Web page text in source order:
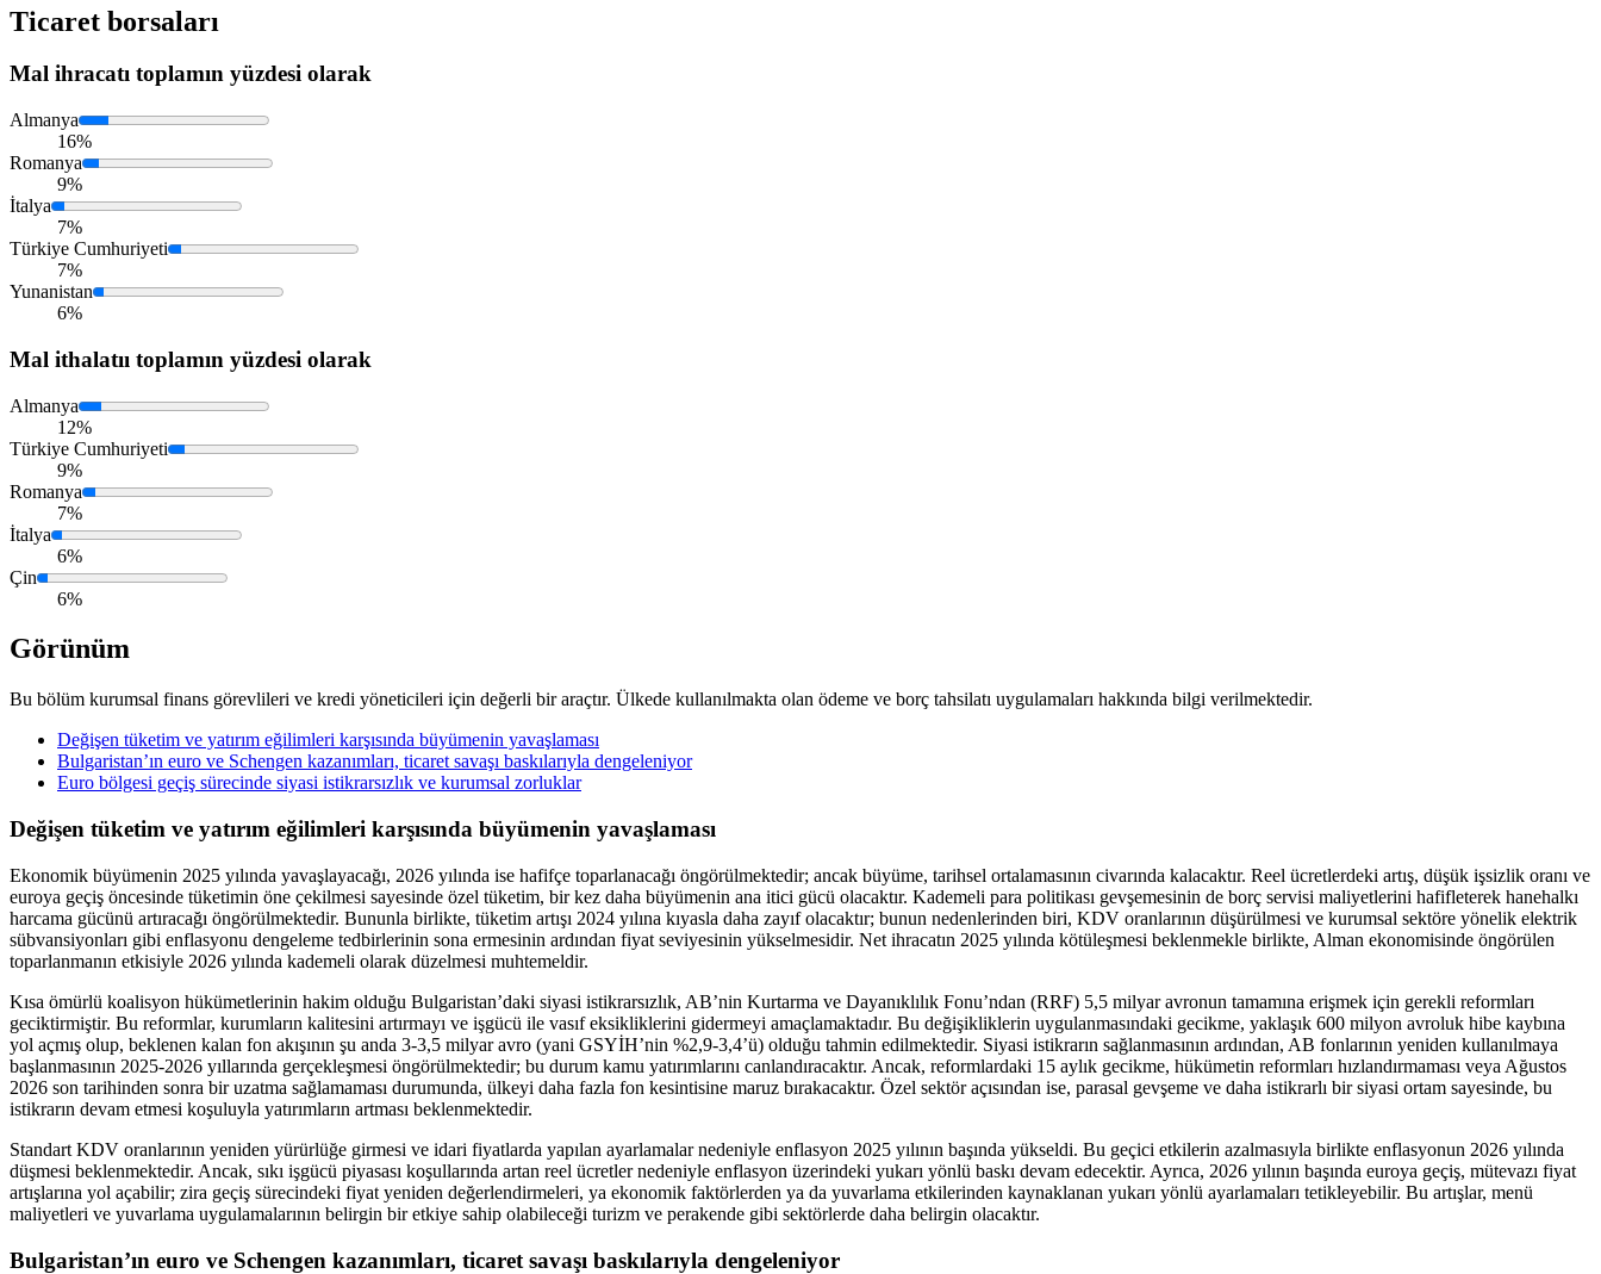
Ticaret borsaları
Mal ihracatı toplamın yüzdesi olarak
Almanya
16%
Romanya
9%
İtalya
7%
Türkiye Cumhuriyeti
7%
Yunanistan
6%
Mal ithalatıı toplamın yüzdesi olarak
Almanya
12%
Türkiye Cumhuriyeti
9%
Romanya
7%
İtalya
6%
Çin
6%
Görünüm
Bu bölüm kurumsal finans görevlileri ve kredi yöneticileri için değerli bir araçtır. Ülkede kullanılmakta olan ödeme ve borç tahsilatı uygulamaları hakkında bilgi verilmektedir.
Değişen tüketim ve yatırım eğilimleri karşısında büyümenin yavaşlaması
Bulgaristan’ın euro ve Schengen kazanımları, ticaret savaşı baskılarıyla dengeleniyor
Euro bölgesi geçiş sürecinde siyasi istikrarsızlık ve kurumsal zorluklar
Değişen tüketim ve yatırım eğilimleri karşısında büyümenin yavaşlaması
Ekonomik büyümenin 2025 yılında yavaşlayacağı, 2026 yılında ise hafifçe toparlanacağı öngörülmektedir; ancak büyüme, tarihsel ortalamasının civarında kalacaktır. Reel ücretlerdeki artış, düşük işsizlik oranı ve
euroya geçiş öncesinde tüketimin öne çekilmesi sayesinde özel tüketim, bir kez daha büyümenin ana itici gücü olacaktır. Kademeli para politikası gevşemesinin de borç servisi maliyetlerini hafifleterek hanehalkı
harcama gücünü artıracağı öngörülmektedir. Bununla birlikte, tüketim artışı 2024 yılına kıyasla daha zayıf olacaktır; bunun nedenlerinden biri, KDV oranlarının düşürülmesi ve kurumsal sektöre yönelik elektrik
sübvansiyonları gibi enflasyonu dengeleme tedbirlerinin sona ermesinin ardından fiyat seviyesinin yükselmesidir. Net ihracatın 2025 yılında kötüleşmesi beklenmekle birlikte, Alman ekonomisinde öngörülen
toparlanmanın etkisiyle 2026 yılında kademeli olarak düzelmesi muhtemeldir.
Kısa ömürlü koalisyon hükümetlerinin hakim olduğu Bulgaristan’daki siyasi istikrarsızlık, AB’nin Kurtarma ve Dayanıklılık Fonu’ndan (RRF) 5,5 milyar avronun tamamına erişmek için gerekli reformları
geciktirmiştir. Bu reformlar, kurumların kalitesini artırmayı ve işgücü ile vasıf eksikliklerini gidermeyi amaçlamaktadır. Bu değişikliklerin uygulanmasındaki gecikme, yaklaşık 600 milyon avroluk hibe kaybına
yol açmış olup, beklenen kalan fon akışının şu anda 3-3,5 milyar avro (yani GSYİH’nin %2,9-3,4’ü) olduğu tahmin edilmektedir. Siyasi istikrarın sağlanmasının ardından, AB fonlarının yeniden kullanılmaya
başlanmasının 2025-2026 yıllarında gerçekleşmesi öngörülmektedir; bu durum kamu yatırımlarını canlandıracaktır. Ancak, reformlardaki 15 aylık gecikme, hükümetin reformları hızlandırmaması veya Ağustos
2026 son tarihinden sonra bir uzatma sağlamaması durumunda, ülkeyi daha fazla fon kesintisine maruz bırakacaktır. Özel sektör açısından ise, parasal gevşeme ve daha istikrarlı bir siyasi ortam sayesinde, bu
istikrarın devam etmesi koşuluyla yatırımların artması beklenmektedir.
Standart KDV oranlarının yeniden yürürlüğe girmesi ve idari fiyatlarda yapılan ayarlamalar nedeniyle enflasyon 2025 yılının başında yükseldi. Bu geçici etkilerin azalmasıyla birlikte enflasyonun 2026 yılında
düşmesi beklenmektedir. Ancak, sıkı işgücü piyasası koşullarında artan reel ücretler nedeniyle enflasyon üzerindeki yukarı yönlü baskı devam edecektir. Ayrıca, 2026 yılının başında euroya geçiş, mütevazı fiyat
artışlarına yol açabilir; zira geçiş sürecindeki fiyat yeniden değerlendirmeleri, ya ekonomik faktörlerden ya da yuvarlama etkilerinden kaynaklanan yukarı yönlü ayarlamaları tetikleyebilir. Bu artışlar, menü
maliyetleri ve yuvarlama uygulamalarının belirgin bir etkiye sahip olabileceği turizm ve perakende gibi sektörlerde daha belirgin olacaktır.
Bulgaristan’ın euro ve Schengen kazanımları, ticaret savaşı baskılarıyla dengeleniyor